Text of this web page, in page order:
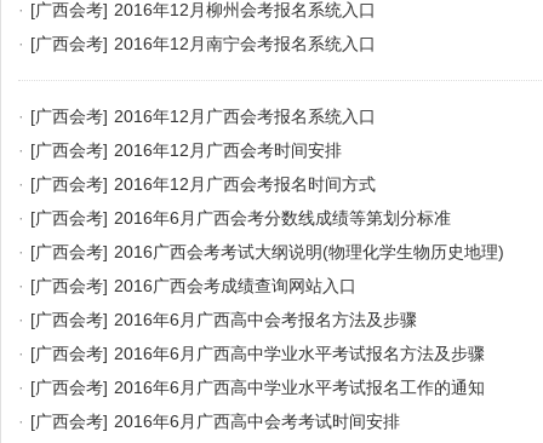
· [广西会考] 2016年12月柳州会考报名系统入口
· [广西会考] 2016年12月南宁会考报名系统入口
· [广西会考] 2016年12月广西会考报名系统入口
· [广西会考] 2016年12月广西会考时间安排
· [广西会考] 2016年12月广西会考报名时间方式
· [广西会考] 2016年6月广西会考分数线成绩等第划分标准
· [广西会考] 2016广西会考考试大纲说明(物理化学生物历史地理)
· [广西会考] 2016广西会考成绩查询网站入口
· [广西会考] 2016年6月广西高中会考报名方法及步骤
· [广西会考] 2016年6月广西高中学业水平考试报名方法及步骤
· [广西会考] 2016年6月广西高中学业水平考试报名工作的通知
· [广西会考] 2016年6月广西高中会考考试时间安排